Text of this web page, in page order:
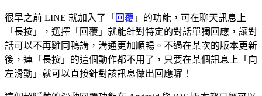
很早之前 LINE 就加入了「 回覆 」的功能，可在聊天訊息上
「長按」，選擇「回覆」就能針對特定的對話單獨回應，讓對
話可以不再雞同鴨講，溝通更加順暢。不過在某次的版本更新
後，連「長按」的這個動作都不用了，只要在某個訊息上「向
左滑動」就可以直接針對該訊息做出回應囉！